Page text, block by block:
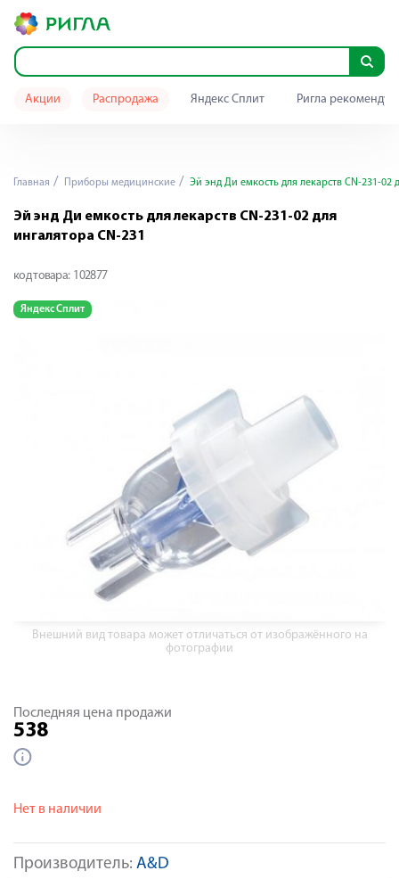
Акции Распродажа Яндекс Сплит Ригла
Главная Приборы медицинские Эй энд Ди емкость для лекарств CN-231-02
Эй энд Ди емкость для лекарств CN-231-02 для
ингалятора CN-231
код товара: 102877
Яндекс Сплит
Внешний вид товара может отличаться от изображённого на
фотографии
Производитель: A&D
Последняя цена продажи
538
Нет в наличии